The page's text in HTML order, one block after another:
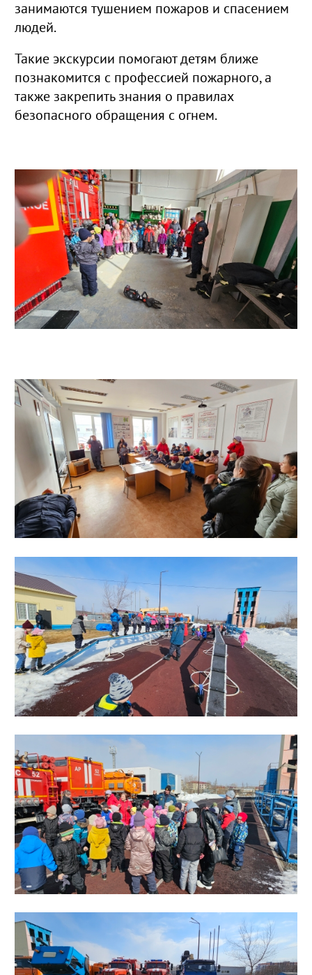
занимаются тушением пожаров и спасением
людей.
Такие экскурсии помогают детям ближе
познакомится с профессией пожарного, а
также закрепить знания о правилах
безопасного обращения с огнем.